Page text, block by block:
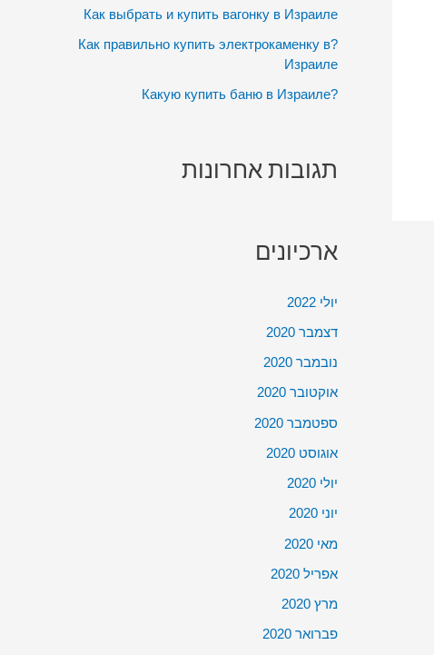
:
Как выбрать и купить вагонку в Израиле
?Как правильно купить электрокаменку в
Израиле
?Какую купить баню в Израиле
תגובות אחרונות
ארכיונים
יולי 2022
דצמבר 2020
נובמבר 2020
אוקטובר 2020
ספטמבר 2020
אוגוסט 2020
יולי 2020
יוני 2020
מאי 2020
אפריל 2020
מרץ 2020
פברואר 2020